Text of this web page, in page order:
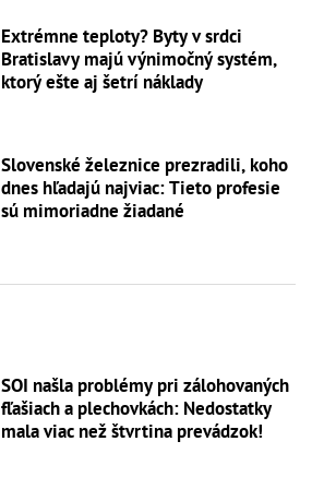
Extrémne teploty? Byty v srdci
Bratislavy majú výnimočný systém,
ktorý ešte aj šetrí náklady
Slovenské železnice prezradili, koho
dnes hľadajú najviac: Tieto profesie
sú mimoriadne žiadané
SOI našla problémy pri zálohovaných
fľašiach a plechovkách: Nedostatky
mala viac než štvrtina prevádzok!